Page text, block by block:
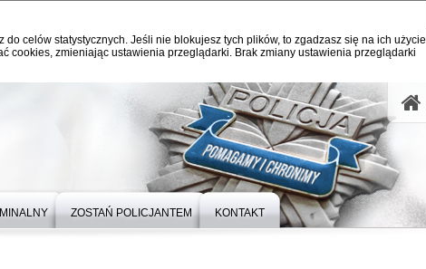
celów statystycznych. Jeśli nie blokujesz tych plików, to zgadzasz się na ich użycie
cookies, zmieniając ustawienia przeglądarki. Brak zmiany ustawienia przeglądarki
ZOSTAŃ POLICJANTEM KONTAKT